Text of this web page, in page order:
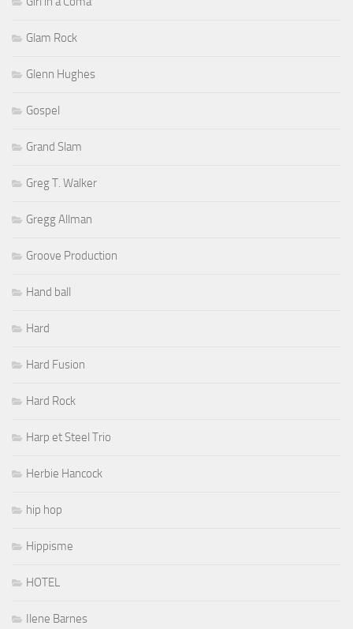
Glam Rock
Glenn Hughes
Gospel
Grand Slam
Greg T. Walker
Gregg Allman
Groove Production
Hand ball
Hard
Hard Fusion
Hard Rock
Harp et Steel Trio
Herbie Hancock
hip hop
Hippisme
HOTEL
Ilene Barnes